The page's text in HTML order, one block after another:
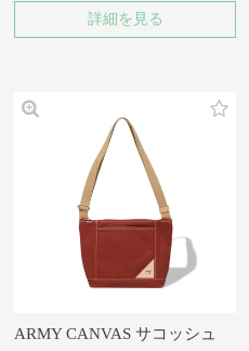
詳細を見る
ARMY CANVAS サコッシュ